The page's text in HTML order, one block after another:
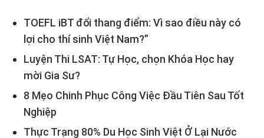
TOEFL iBT đổi thang điểm: Vì sao điều này có
lợi cho thí sinh Việt Nam?”
Luyện Thi LSAT: Tự Học, chọn Khóa Học hay
mời Gia Sư?
8 Mẹo Chinh Phục Công Việc Đầu Tiên Sau Tốt
Nghiệp
Thực Trạng 80% Du Học Sinh Việt Ở Lại Nước